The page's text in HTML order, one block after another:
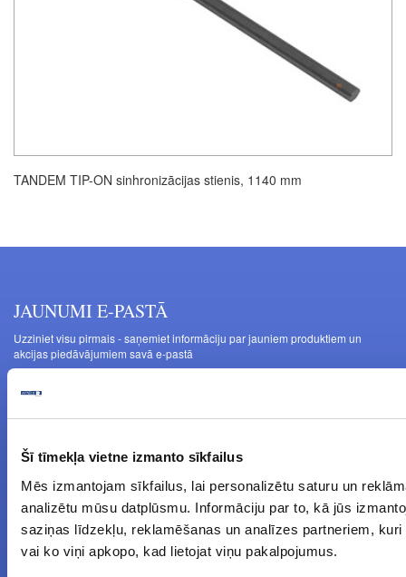
Šī tīmekļa vietne izmanto sīkfailus
Mēs izmantojam sīkfailus, lai personalizētu saturu un
analizētu mūsu datplūsmu. Informāciju par to, kā jūs
saziņas līdzekļu, reklamēšanas un analīzes partneriem,
vai ko viņi apkopo, kad lietojat viņu pakalpojumus.
TANDEM TIP-ON sinhronizācijas stienis, 1140 mm
JAUNUMI E-PASTĀ
Uzziniet visu pirmais - saņemiet informāciju par jauniem produktiem un
akcijas piedāvājumiem savā e-pastā
Uzmanību! Darba laika izmaiņas no 2026.gada 1. septembra
Galda kājas RIEX ER60
Laminēts bērza saplāksnis
TIRDZNIECĪBA